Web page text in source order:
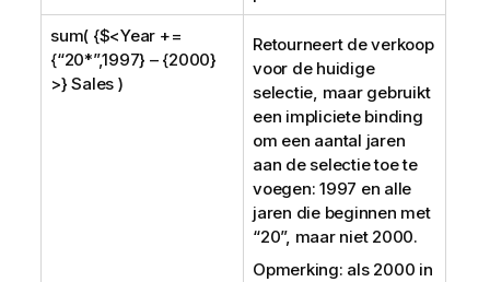
sum( {$<Year +=
{“20*”,1997} – {2000}
>} Sales )
Retourneert de verkoop
voor de huidige
selectie, maar gebruikt
een impliciete binding
om een aantal jaren
aan de selectie toe te
voegen: 1997 en alle
jaren die beginnen met
“20”, maar niet 2000.
Opmerking: als 2000 in